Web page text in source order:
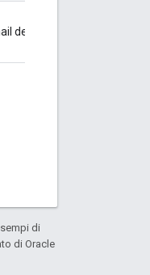
dell'utente
di
di Oracle